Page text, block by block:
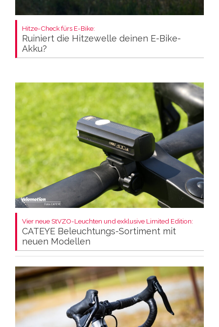
Hitze-Check fürs E-Bike:
Ruiniert die Hitzewelle deinen E-Bike-
Akku?
Vier neue StVZO-Leuchten und exklusive Limited Edition:
CATEYE Beleuchtungs-Sortiment mit
neuen Modellen